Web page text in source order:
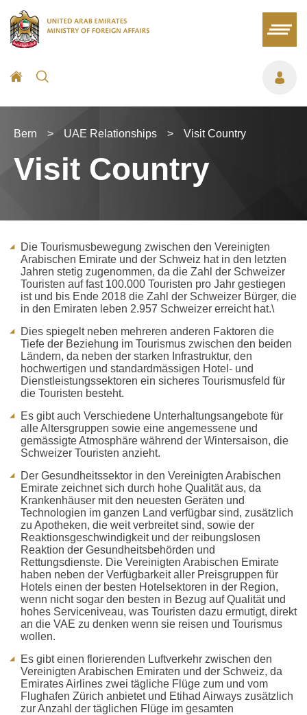
Bern > UAE Relationships > Visit Country
Visit Country
Die Tourismusbewegung zwischen den Vereinigten
Arabischen Emirate und der Schweiz hat in den letzten
Jahren stetig zugenommen, da die Zahl der Schweizer
Touristen auf fast 100.000 Touristen pro Jahr gestiegen
ist und bis Ende 2018 die Zahl der Schweizer Bürger, die
in den Emiraten leben 2.957 Schweizer erreicht hat.\
Dies spiegelt neben mehreren anderen Faktoren die
Tiefe der Beziehung im Tourismus zwischen den beiden
Ländern, da neben der starken Infrastruktur, den
hochwertigen und standardmässigen Hotel- und
Dienstleistungssektoren ein sicheres Tourismusfeld für
die Touristen besteht.
Es gibt auch Verschiedene Unterhaltungsangebote für
alle Altersgruppen sowie eine angemessene und
gemässigte Atmosphäre während der Wintersaison, die
Schweizer Touristen anzieht.
Der Gesundheitssektor in den Vereinigten Arabischen
Emirate zeichnet sich durch hohe Qualität aus, da
Krankenhäuser mit den neuesten Geräten und
Technologien im ganzen Land verfügbar sind, zusätzlich
zu Apotheken, die weit verbreitet sind, sowie der
Reaktionsgeschwindigkeit und der reibungslosen
Reaktion der Gesundheitsbehörden und
Rettungsdienste. Die Vereinigten Arabischen Emirate
haben neben der Verfügbarkeit aller Preisgruppen für
Hotels einen der besten Hotelsektoren in der Region,
wenn nicht sogar den besten in Bezug auf Qualität und
hohes Serviceniveau, was Touristen dazu ermutigt, direkt
an die VAE zu denken wenn sie reisen und Tourismus
wollen.
Es gibt einen florierenden Luftverkehr zwischen den
Vereinigten Arabischen Emiraten und der Schweiz, da
Emirates Airlines zwei tägliche Flüge zum und vom
Flughafen Zürich anbietet und Etihad Airways zusätzlich
zur Anzahl der täglichen Flüge im gesamten